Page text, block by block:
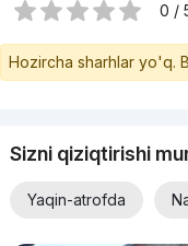
0 /
Hozircha sharhlar yo'q.
Sizni qiziqtirishi
Yaqin-atrofda